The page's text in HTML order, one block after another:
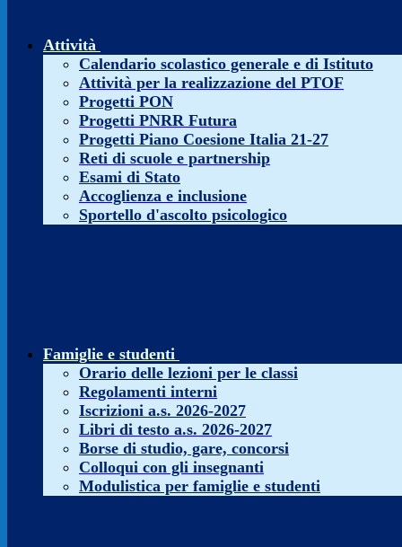
Attività
Calendario scolastico generale e di Istituto
Attività per la realizzazione del PTOF
Progetti PON
Progetti PNRR Futura
Progetti Piano Coesione Italia 21-27
Reti di scuole e partnership
Esami di Stato
Accoglienza e inclusione
Sportello d'ascolto psicologico
Famiglie e studenti
Orario delle lezioni per le classi
Regolamenti interni
Iscrizioni a.s. 2026-2027
Libri di testo a.s. 2026-2027
Borse di studio, gare, concorsi
Colloqui con gli insegnanti
Modulistica per famiglie e studenti